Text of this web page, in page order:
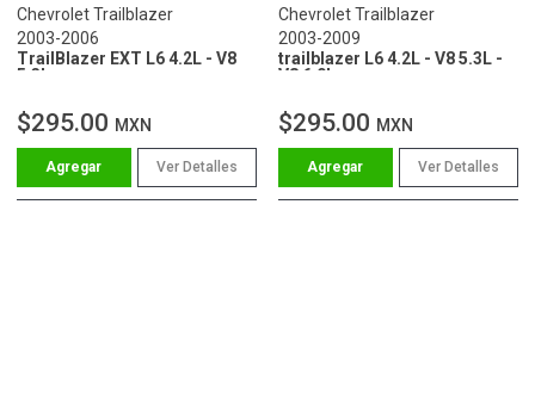
Chevrolet Trailblazer
2003-2006
TrailBlazer EXT L6 4.2L - V8
5.3L
$295.00 MXN
Ver Detalles
Chevrolet Trailblazer
2003-2009
trailblazer L6 4.2L - V8 5.3L -
V8 6.0L
$295.00 MXN
Ver Detalles